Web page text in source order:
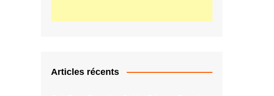
Articles récents